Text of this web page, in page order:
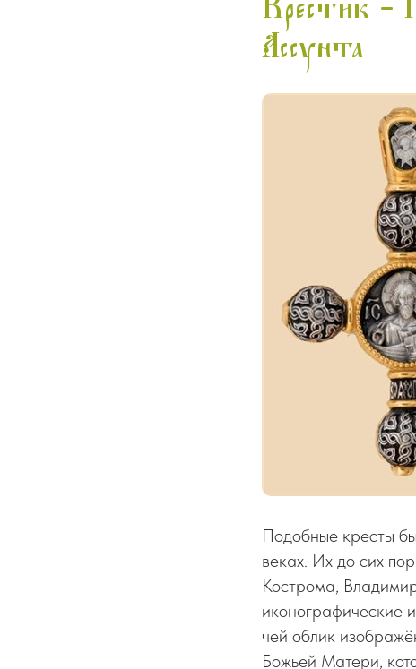
Ассунта
Подобные кресты
веках. Их до сих
Кострома,
иконографические
чей облик
Божьей Матери,